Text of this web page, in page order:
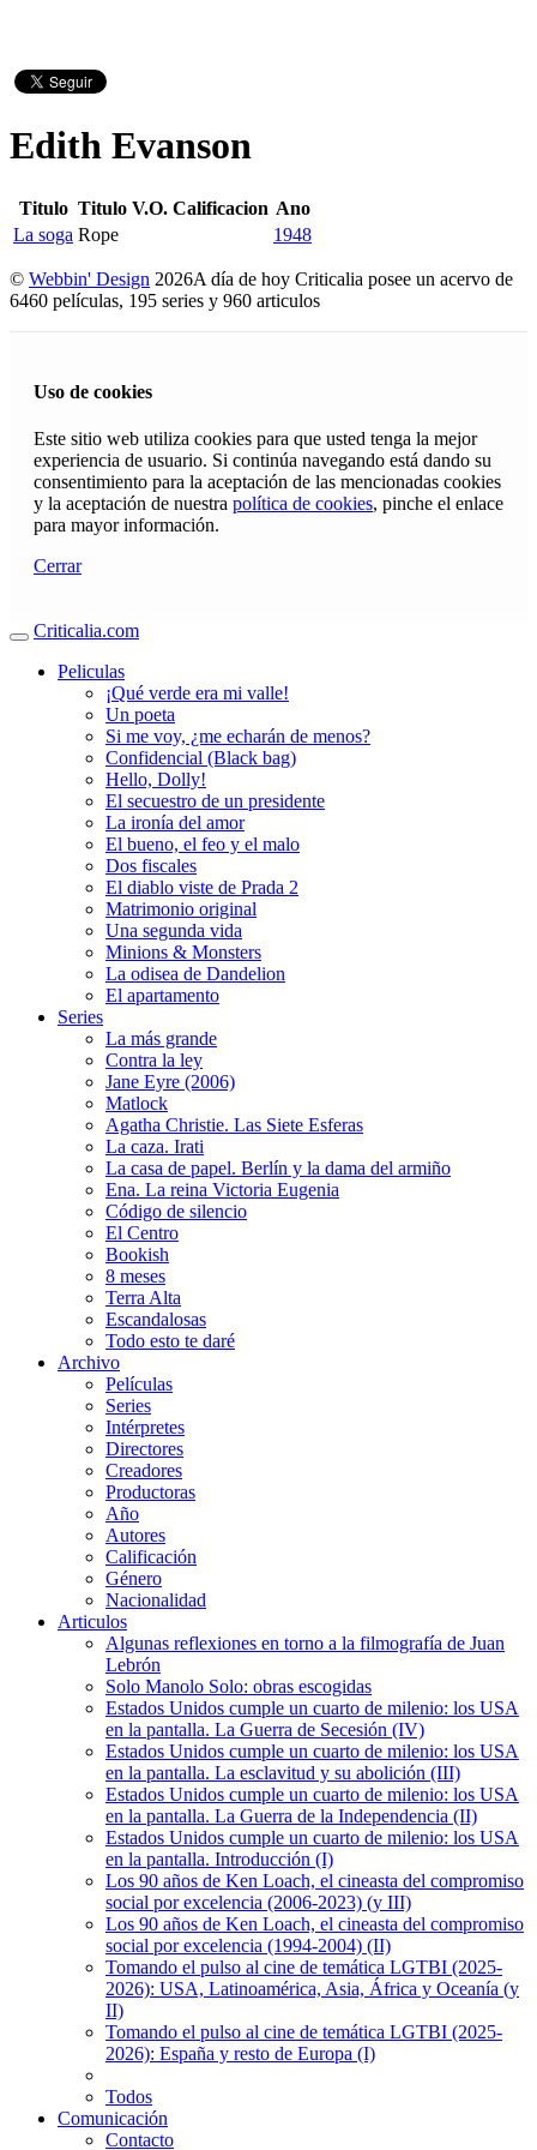
Edith Evanson
Titulo Titulo V.O. Calificacion Ano
La soga Rope 1948
© Webbin' Design 2026A día de hoy Criticalia posee un acervo de
6460 películas, 195 series y 960 articulos
Uso de cookies
Este sitio web utiliza cookies para que usted tenga la mejor
experiencia de usuario. Si continúa navegando está dando su
consentimiento para la aceptación de las mencionadas cookies
y la aceptación de nuestra política de cookies, pinche el enlace
para mayor información.
Cerrar
Criticalia.com
Peliculas
¡Qué verde era mi valle!
Un poeta
Si me voy, ¿me echarán de menos?
Confidencial (Black bag)
Hello, Dolly!
El secuestro de un presidente
La ironía del amor
El bueno, el feo y el malo
Dos fiscales
El diablo viste de Prada 2
Matrimonio original
Una segunda vida
Minions & Monsters
La odisea de Dandelion
El apartamento
Series
La más grande
Contra la ley
Jane Eyre (2006)
Matlock
Agatha Christie. Las Siete Esferas
La caza. Irati
La casa de papel. Berlín y la dama del armiño
Ena. La reina Victoria Eugenia
Código de silencio
El Centro
Bookish
8 meses
Terra Alta
Escandalosas
Todo esto te daré
Archivo
Películas
Series
Intérpretes
Directores
Creadores
Productoras
Año
Autores
Calificación
Género
Nacionalidad
Articulos
Algunas reflexiones en torno a la filmografía de Juan
Lebrón
Solo Manolo Solo: obras escogidas
Estados Unidos cumple un cuarto de milenio: los USA
en la pantalla. La Guerra de Secesión (IV)
Estados Unidos cumple un cuarto de milenio: los USA
en la pantalla. La esclavitud y su abolición (III)
Estados Unidos cumple un cuarto de milenio: los USA
en la pantalla. La Guerra de la Independencia (II)
Estados Unidos cumple un cuarto de milenio: los USA
en la pantalla. Introducción (I)
Los 90 años de Ken Loach, el cineasta del compromiso
social por excelencia (2006-2023) (y III)
Los 90 años de Ken Loach, el cineasta del compromiso
social por excelencia (1994-2004) (II)
Tomando el pulso al cine de temática LGTBI (2025-
2026): USA, Latinoamérica, Asia, África y Oceanía (y
II)
Tomando el pulso al cine de temática LGTBI (2025-
2026): España y resto de Europa (I)
Todos
Comunicación
Contacto